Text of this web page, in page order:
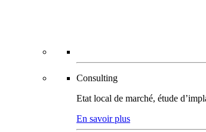
Consulting
Etat local de marché, étude
En savoir plus